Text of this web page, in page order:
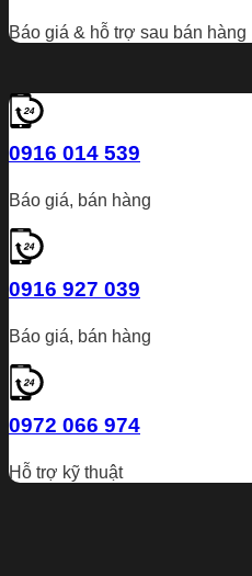
Báo giá & hỗ trợ sau bán hàng
0916 014 539
Báo giá, bán hàng
0916 927 039
Báo giá, bán hàng
0972 066 974
Hỗ trợ kỹ thuật